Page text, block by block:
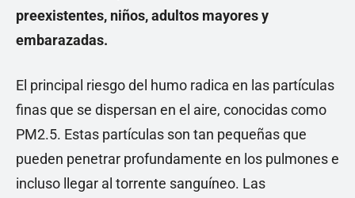
preexistentes, niños, adultos mayores y
embarazadas.
El principal riesgo del humo radica en las partículas
finas que se dispersan en el aire, conocidas como
PM2.5. Estas partículas son tan pequeñas que
pueden penetrar profundamente en los pulmones e
incluso llegar al torrente sanguíneo. Las